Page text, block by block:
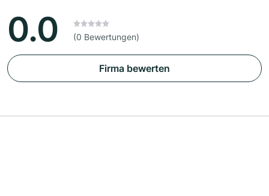
0.0 (0 Bewertungen)
Firma bewerten